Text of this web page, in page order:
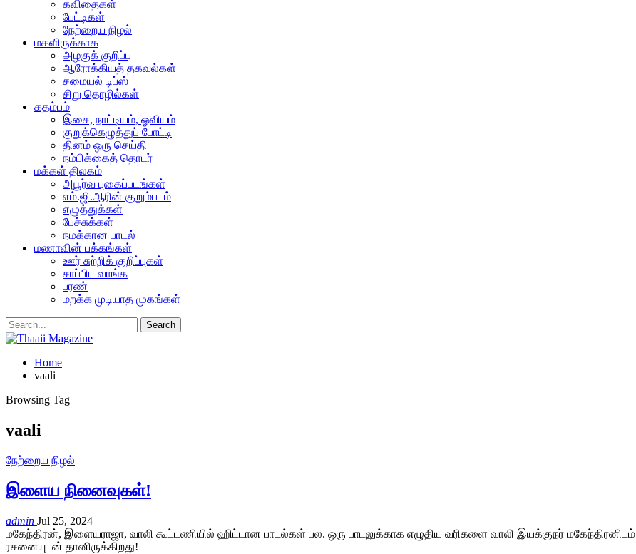
கவிதைகள்
பேட்டிகள்
நேற்றைய நிழல்
மகளிருக்காக
அழகுக் குறிப்பு
ஆரோக்கியத் தகவல்கள்
சமையல் டிப்ஸ்
சிறு தொழில்கள்
கதம்பம்
இசை, நாட்டியம், ஓவியம்
குறுக்கெழுத்துப் போட்டி
தினம் ஒரு செய்தி
நம்பிக்கைத் தொடர்
மக்கள் திலகம்
அபூர்வ புகைப்படங்கள்
எம்.ஜி.ஆரின் குறும்படம்
எழுத்துக்கள்
பேச்சுக்கள்
நமக்கான பாடல்
மணாவின் பக்கங்கள்
ஊர் சுற்றிக் குறிப்புகள்
சாப்பிட வாங்க
பரண்
மறக்க முடியாத முகங்கள்
Home
vaali
Browsing Tag
vaali
நேற்றைய நிழல்
இளைய நினைவுகள்!
admin Jul 25, 2024
மகேந்திரன், இளையராஜா, வாலி கூட்டணியில் ஹிட்டான பாடல்கள் பல. ஒரு பாடலுக்காக எழுதிய வரிகளை வாலி இயக்குநர்
ரசனையுடன் தானிருக்கிறது!